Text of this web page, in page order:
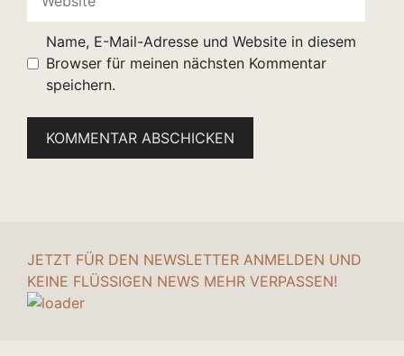
Name, E-Mail-Adresse und Website in diesem
Browser für meinen nächsten Kommentar
speichern.
JETZT FÜR DEN NEWSLETTER ANMELDEN UND
KEINE FLÜSSIGEN NEWS MEHR VERPASSEN!